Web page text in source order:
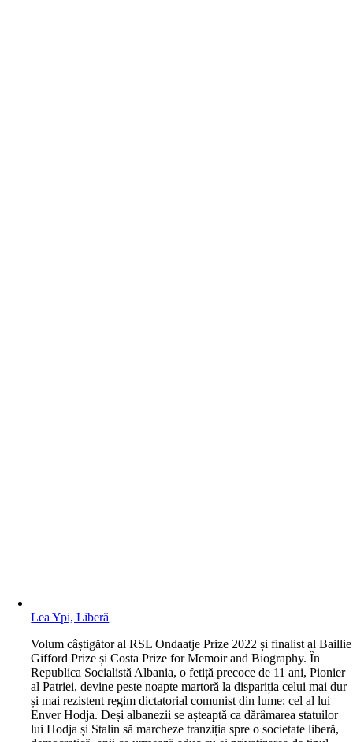
Lea Ypi, Liberă
Volum câștigător al RSL Ondaatje Prize 2022 și finalist al Baillie
Gifford Prize și Costa Prize for Memoir and Biography. În
Republica Socialistă Albania, o fetiță precoce de 11 ani, Pionier
al Patriei, devine peste noapte martoră la dispariția celui mai dur
și mai rezistent regim dictatorial comunist din lume: cel al lui
Enver Hodja. Deși albanezii se așteaptă ca dărâmarea statuilor
lui Hodja și Stalin să marcheze tranziția spre o societate liberă,